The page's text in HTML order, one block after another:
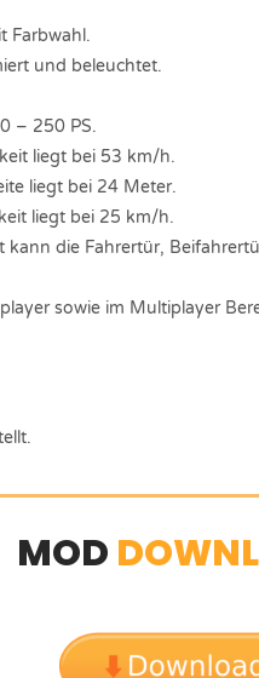
Farbwahl.
und beleuchtet.
– 250 PS.
liegt bei 53 km/h.
liegt bei 24 Meter.
liegt bei 25 km/h.
kann die Fahrertür,
sowie im Multiplayer
MOD